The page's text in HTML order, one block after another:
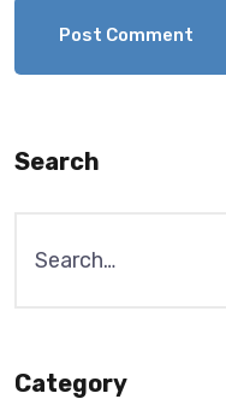
Search
for:
Category